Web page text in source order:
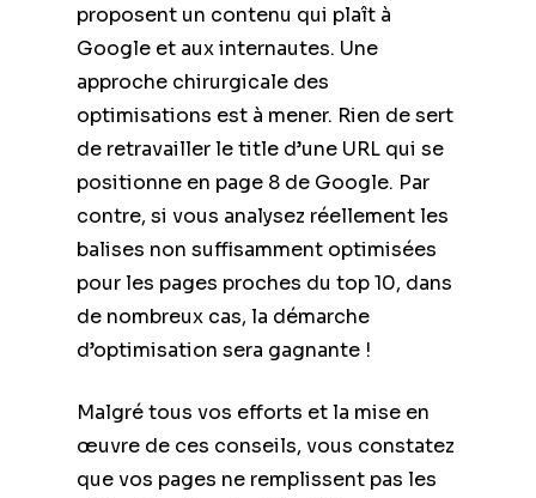
proposent un contenu qui plaît à
Google et aux internautes. Une
approche chirurgicale des
optimisations est à mener. Rien de sert
de retravailler le title d’une URL qui se
positionne en page 8 de Google. Par
contre, si vous analysez réellement les
balises non suffisamment optimisées
pour les pages proches du top 10, dans
de nombreux cas, la démarche
d’optimisation sera gagnante !
Malgré tous vos efforts et la mise en
œuvre de ces conseils, vous constatez
que vos pages ne remplissent pas les